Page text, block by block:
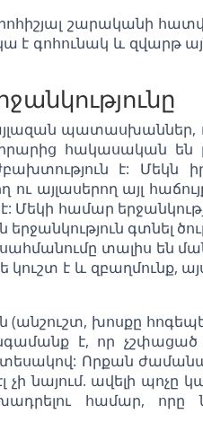
շարականի
է գոհունակ և զվարթ
պատասխաններ,
հակասական են
է: Մեկն իր
այլասերող այլ
Մեկի համար
գտնել
տալիս են
է և զբաղմունք,
(անշուշտ, խոսքը
է, որ չշփացած
Որքան
չի նայում. ավելի
համար, որը